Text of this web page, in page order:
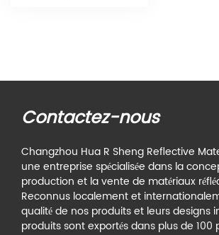
Contactez-nous
Changzhou Hua R Sheng Reflective
une entreprise spécialisée dans la
production et la vente de matériaux
Reconnus localement et
qualité de nos produits et leurs designs
produits sont exportés dans plus de 100